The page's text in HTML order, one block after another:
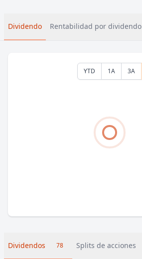
Dividendo Rentabilidad por dividendo
YTD 1A 3A
Dividendos 78 Splits de acciones